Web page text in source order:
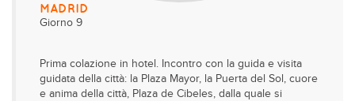
MADRID
Giorno 9
Prima colazione in hotel. Incontro con la guida e visita
guidata della città: la Plaza Mayor, la Puerta del Sol, cuore
e anima della città, Plaza de Cibeles, dalla quale si